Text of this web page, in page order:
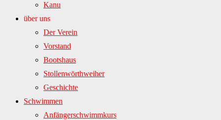
Kanu
über uns
Der Verein
Vorstand
Bootshaus
Stollenwörthweiher
Geschichte
Schwimmen
Anfängerschwimmkurs